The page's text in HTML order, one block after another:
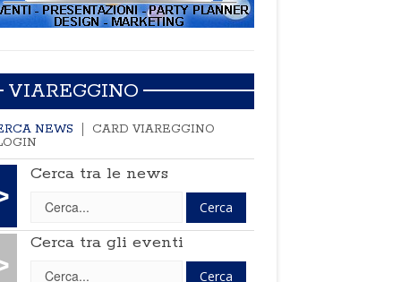
VIAREGGINO
NEWS
CARD VIAREGGINO
Cerca tra le news
Cerca tra gli eventi